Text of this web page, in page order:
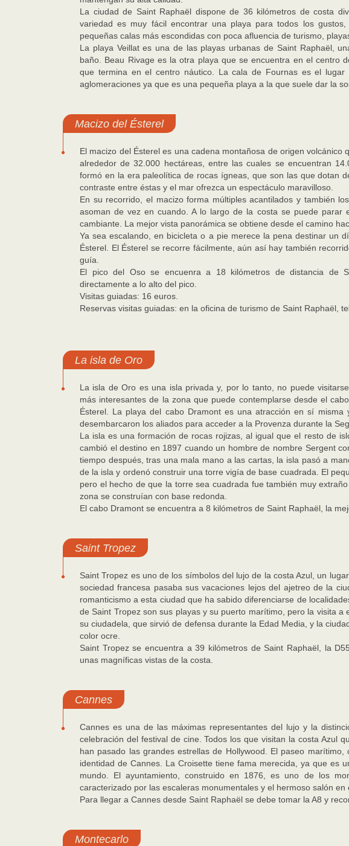
La ciudad de Saint Raphaël dispone de 36 kilómetros de costa
variedad es muy fácil encontrar una playa para todos los
pequeñas calas más escondidas con poca afluencia de turismo,
La playa Veillat es una de las playas urbanas de Saint Raphaël,
baño. Beau Rivage es la otra playa que se encuentra en el centro
que termina en el centro náutico. La cala de Fournas es el
aglomeraciones ya que es una pequeña playa a la que suele dar la
Macizo del Ésterel
El macizo del Ésterel es una cadena montañosa de origen volcánico
alrededor de 32.000 hectáreas, entre las cuales se encuentran
formó en la era paleolítica de rocas ígneas, que son las que dotan
contraste entre éstas y el mar ofrezca un espectáculo maravilloso.
En su recorrido, el macizo forma múltiples acantilados y también
asoman de vez en cuando. A lo largo de la costa se puede parar
cambiante. La mejor vista panorámica se obtiene desde el camino
Ya sea escalando, en bicicleta o a pie merece la pena destinar un
Ésterel. El Ésterel se recorre fácilmente, aún así hay también
guía.
El pico del Oso se encuenra a 18 kilómetros de distancia de
directamente a lo alto del pico.
Visitas guiadas: 16 euros.
Reservas visitas guiadas: en la oficina de turismo de Saint Raphaël,
La isla de Oro
La isla de Oro es una isla privada y, por lo tanto, no puede
más interesantes de la zona que puede contemplarse desde el
Ésterel. La playa del cabo Dramont es una atracción en sí
desembarcaron los aliados para acceder a la Provenza durante la
La isla es una formación de rocas rojizas, al igual que el resto de
cambió el destino en 1897 cuando un hombre de nombre Sergent
tiempo después, tras una mala mano a las cartas, la isla pasó a
de la isla y ordenó construir una torre vigía de base cuadrada. El
pero el hecho de que la torre sea cuadrada fue también muy
zona se construían con base redonda.
El cabo Dramont se encuentra a 8 kilómetros de Saint Raphaël, la
Saint Tropez
Saint Tropez es uno de los símbolos del lujo de la costa Azul, un
sociedad francesa pasaba sus vacaciones lejos del ajetreo de la
romanticismo a esta ciudad que ha sabido diferenciarse de
de Saint Tropez son sus playas y su puerto marítimo, pero la visita
su ciudadela, que sirvió de defensa durante la Edad Media, y la
color ocre.
Saint Tropez se encuentra a 39 kilómetros de Saint Raphaël, la
unas magníficas vistas de la costa.
Cannes
Cannes es una de las máximas representantes del lujo y la
celebración del festival de cine. Todos los que visitan la costa Azul
han pasado las grandes estrellas de Hollywood. El paseo
identidad de Cannes. La Croisette tiene fama merecida, ya que es
mundo. El ayuntamiento, construido en 1876, es uno de los
caracterizado por las escaleras monumentales y el hermoso salón en
Para llegar a Cannes desde Saint Raphaël se debe tomar la A8 y
Montecarlo